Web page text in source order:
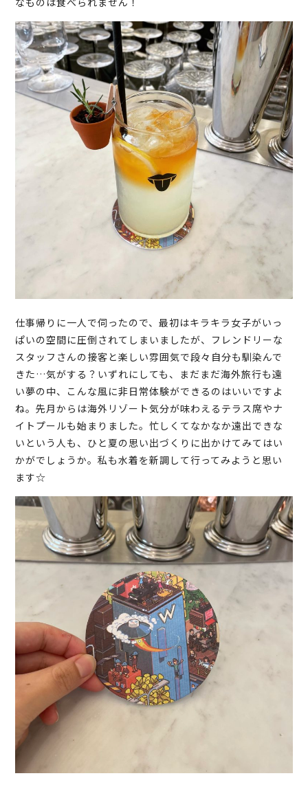
仕事帰りに一人で伺ったので、最初はキラキラ女子がいっ
ぱいの空間に圧倒されてしまいましたが、フレンドリーな
スタッフさんの接客と楽しい雰囲気で段々自分も馴染んで
きた…気がする？いずれにしても、まだまだ海外旅行も遠
い夢の中、こんな風に非日常体験ができるのはいいですよ
ね。先月からは海外リゾート気分が味わえるテラス席やナ
イトプールも始まりました。忙しくてなかなか遠出できな
いという人も、ひと夏の思い出づくりに出かけてみてはい
かがでしょうか。私も水着を新調して行ってみようと思い
ます☆